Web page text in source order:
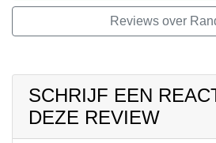
Reviews over
SCHRIJF EEN
DEZE REVIEW